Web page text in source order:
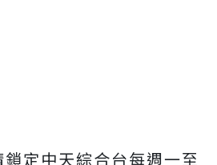
定中天綜合台每週一至